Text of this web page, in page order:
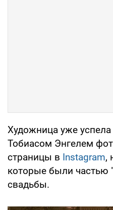
Художница уже
Тобиасом Энгелем
страницы в Instagram,
которые были частью
свадьбы.